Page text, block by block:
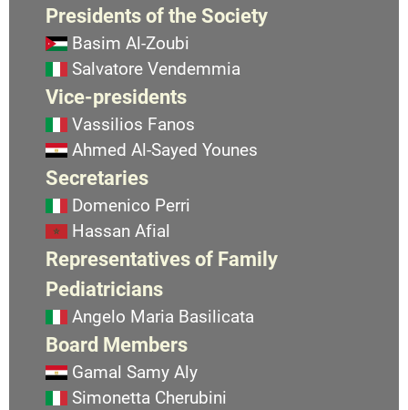
Presidents of the Society
Basim Al-Zoubi
Salvatore Vendemmia
Vice-presidents
Vassilios Fanos
Ahmed Al-Sayed Younes
Secretaries
Domenico Perri
Hassan Afial
Representatives of Family
Pediatricians
Angelo Maria Basilicata
Board Members
Gamal Samy Aly
Simonetta Cherubini